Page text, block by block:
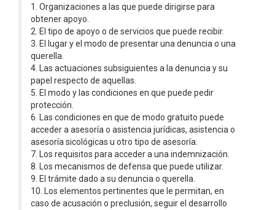
1. Organizaciones a las que puede dirigirse para
obtener apoyo.
2. El tipo de apoyo o de servicios que puede recibir.
3. El lugar y el modo de presentar una denuncia o una
querella.
4. Las actuaciones subsiguientes a la denuncia y su
papel respecto de aquellas.
5. El modo y las condiciones en que puede pedir
protección.
6. Las condiciones en que de modo gratuito puede
acceder a asesoría o asistencia jurídicas, asistencia o
asesoría sicológicas u otro tipo de asesoría.
7. Los requisitos para acceder a una indemnización.
8. Los mecanismos de defensa que puede utilizar.
9. El trámite dado a su denuncia o querella.
10. Los elementos pertinentes que le permitan, en
caso de acusación o preclusión, seguir el desarrollo